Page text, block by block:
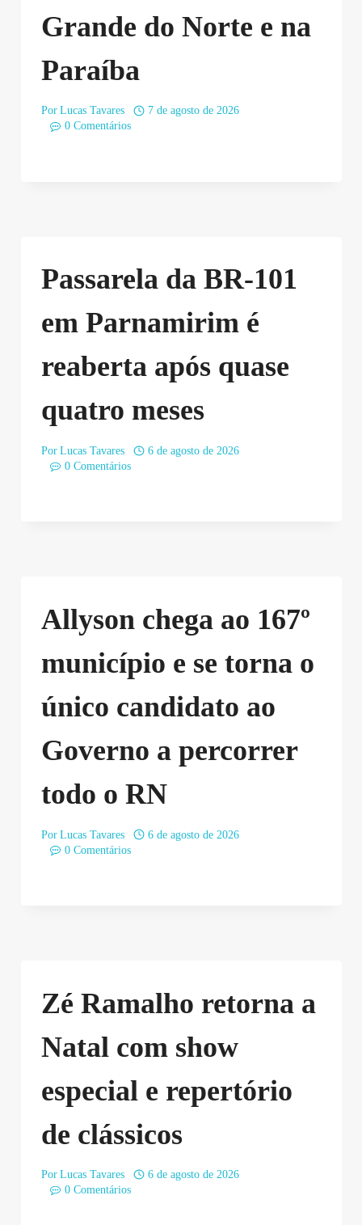
Grande do Norte e na
Paraíba
Por Lucas Tavares
7 de agosto de 2026
0 Comentários
Passarela da BR-101
em Parnamirim é
reaberta após quase
quatro meses
Por Lucas Tavares
6 de agosto de 2026
0 Comentários
Allyson chega ao 167º
município e se torna o
único candidato ao
Governo a percorrer
todo o RN
Por Lucas Tavares
6 de agosto de 2026
0 Comentários
Zé Ramalho retorna a
Natal com show
especial e repertório
de clássicos
Por Lucas Tavares
6 de agosto de 2026
0 Comentários